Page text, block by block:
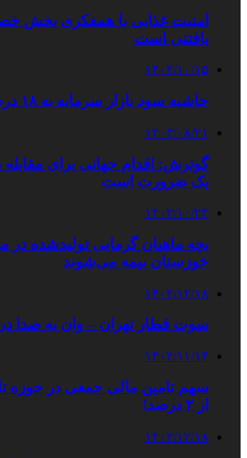
امنیت غذایی با همفکری بخش
یافتنی است
۱۴۰۲/۱۰/۱۵
حاشیه سود بازار سرمایه به ۱۸ درصد رسید
۱۴۰۳/۰۸/۲۱
گوترش: اقدام جهانی برای مقابله
یک ضرورت است
۱۴۰۲/۱۰/۲۳
بچه ماهیان گرمابی تولیدشده در
خوزستان بیمه می‌شوند
۱۴۰۲/۱۲/۱۸
سوت قطار تهران – وان به صدا
۱۴۰۲/۱۱/۱۴
سهم تامین مالی جمعی در حوزه
از ۲ درصد!
۱۴۰۲/۱۲/۱۸